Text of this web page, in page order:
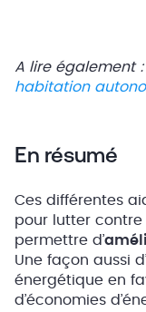
A lire également :
habitation
En résumé
Ces différentes
pour lutter
permettre d’
Une façon aussi
énergétique en
d’économies